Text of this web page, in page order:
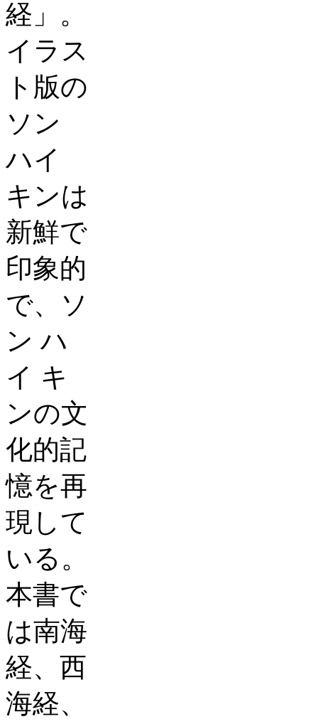
経」。
イラス
ト版の
ソン
ハイ
キンは
新鮮で
印象的
で、ソ
ン ハ
イ キ
ンの文
化的記
憶を再
現して
いる。
本書で
は南海
経、西
海経、